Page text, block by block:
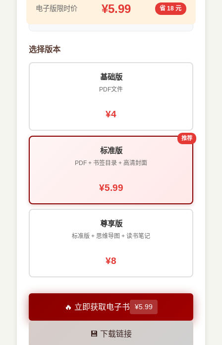
电子版限时价 ¥5.99 省 18 元
选择版本
基础版
PDF文件
¥4
推荐
标准版
PDF + 书签目录 + 高清封面
¥5.99
尊享版
标准版 + 思维导图 + 读书笔记
¥8
🔥 立即获取电子书 ¥5.99
💾 下载链接